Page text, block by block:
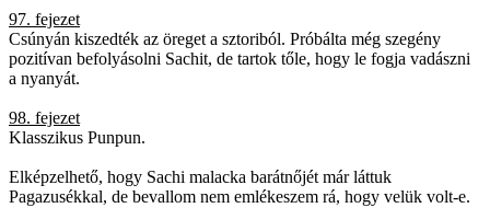
97. fejezet
Csúnyán kiszedték az öreget a sztoriból. Próbálta még szegény
pozitívan befolyásolni Sachit, de tartok tőle, hogy le fogja vadászni
a nyanyát.
98. fejezet
Klasszikus Punpun.
Elképzelhető, hogy Sachi malacka barátnőjét már láttuk
Pagazusékkal, de bevallom nem emlékeszem rá, hogy velük volt-e.